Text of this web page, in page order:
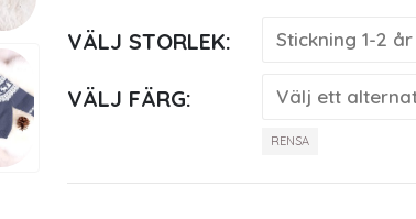
VÄLJ STORLEK
VÄLJ FÄRG
RENSA